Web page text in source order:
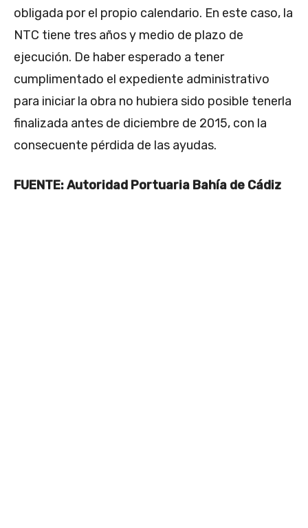
obligada por el propio calendario. En este caso, la
NTC tiene tres años y medio de plazo de
ejecución. De haber esperado a tener
cumplimentado el expediente administrativo
para iniciar la obra no hubiera sido posible tenerla
finalizada antes de diciembre de 2015, con la
consecuente pérdida de las ayudas.
FUENTE: Autoridad Portuaria Bahía de Cádiz